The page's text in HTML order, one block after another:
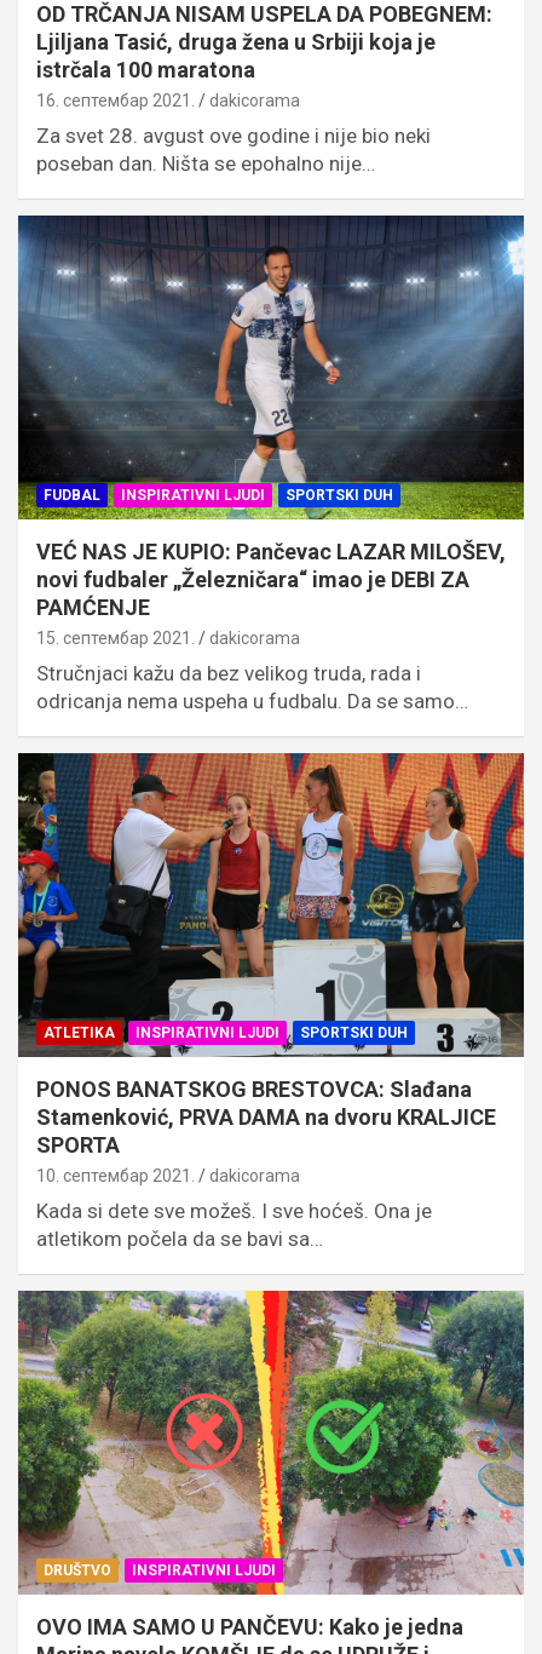
OD TRČANJA NISAM USPELA DA POBEGNEM:
Ljiljana Tasić, druga žena u Srbiji koja je
istrčala 100 maratona
16. септембар 2021. dakicorama
Za svet 28. avgust ove godine i nije bio neki
poseban dan. Ništa se epohalno nije…
FUDBAL INSPIRATIVNI LJUDI SPORTSKI DUH
VEĆ NAS JE KUPIO: Pančevac LAZAR MILOŠEV,
novi fudbaler „Železničara“ imao je DEBI ZA
PAMĆENJE
15. септембар 2021. dakicorama
Stručnjaci kažu da bez velikog truda, rada i
odricanja nema uspeha u fudbalu. Da se samo…
ATLETIKA INSPIRATIVNI LJUDI SPORTSKI DUH
PONOS BANATSKOG BRESTOVCA: Slađana
Stamenković, PRVA DAMA na dvoru KRALJICE
SPORTA
10. септембар 2021. dakicorama
Kada si dete sve možeš. I sve hoćeš. Ona je
atletikom počela da se bavi sa…
DRUŠTVO INSPIRATIVNI LJUDI
OVO IMA SAMO U PANČEVU: Kako je jedna